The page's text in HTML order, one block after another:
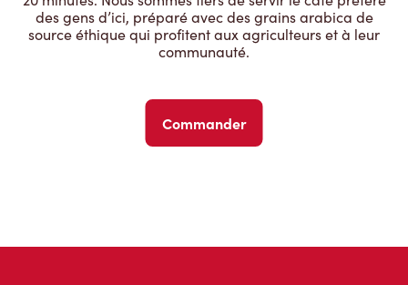
des gens d’ici, préparé avec des grains arabica de
source éthique qui profitent aux agriculteurs et à leur
communauté.
Commander